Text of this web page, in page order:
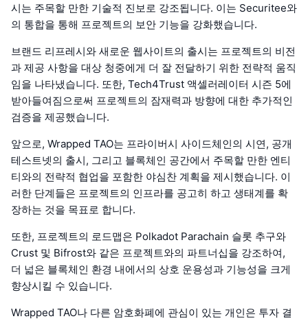
시는 주목할 만한 기술적 진보로 강조됩니다. 이는 Securitee와
의 통합을 통해 프로젝트의 보안 기능을 강화했습니다.
브랜드 리프레시와 새로운 웹사이트의 출시는 프로젝트의 비전
과 제공 사항을 대상 청중에게 더 잘 전달하기 위한 전략적 움직
임을 나타냈습니다. 또한, Tech4Trust 액셀러레이터 시즌 5에
받아들여짐으로써 프로젝트의 잠재력과 방향에 대한 추가적인
검증을 제공했습니다.
앞으로, Wrapped TAO는 프라이버시 사이드체인의 시연, 공개
테스트넷의 출시, 그리고 블록체인 공간에서 주목할 만한 엔티
티와의 전략적 협업을 포함한 야심찬 계획을 제시했습니다. 이
러한 단계들은 프로젝트의 인프라를 공고히 하고 생태계를 확
장하는 것을 목표로 합니다.
또한, 프로젝트의 로드맵은 Polkadot Parachain 슬롯 추구와
Crust 및 Bifrost와 같은 프로젝트와의 파트너십을 강조하여,
더 넓은 블록체인 환경 내에서의 상호 운용성과 기능성을 크게
향상시킬 수 있습니다.
Wrapped TAO나 다른 암호화폐에 관심이 있는 개인은 투자 결